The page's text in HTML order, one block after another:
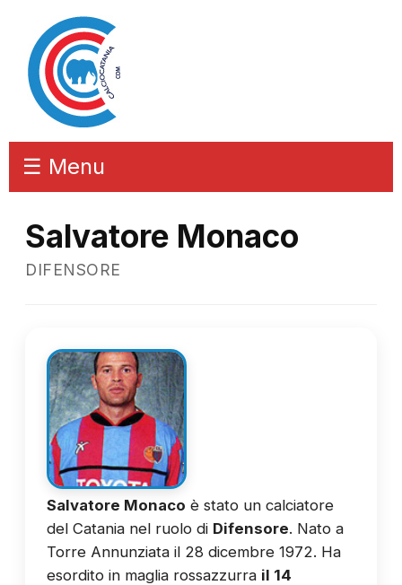
☰ Menu
Salvatore Monaco
DIFENSORE
Salvatore Monaco è stato un calciatore
del Catania nel ruolo di Difensore. Nato a
Torre Annunziata il 28 dicembre 1972. Ha
esordito in maglia rossazzurra il 14